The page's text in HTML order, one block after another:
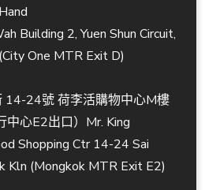
Building 2, Yuen Shun Circuit,
One MTR Exit D)
14-24號 荷李活購物中心M樓
心E2出口）Mr. King
Shopping Ctr 14-24 Sai
Kln (Mongkok MTR Exit E2)